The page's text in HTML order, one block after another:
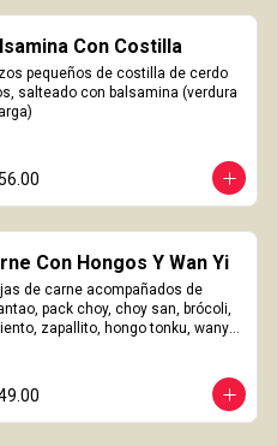
Con Costilla
pequeños de costilla de cerdo
salteado con balsamina (verdura
Con Hongos Y Wan Yi
de carne acompañados de
pack choy, choy san, brócoli,
zapallito, hongo tonku, wanyi